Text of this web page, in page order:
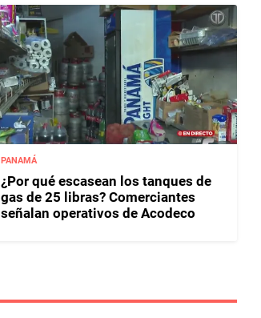
PANAMÁ
¿Por qué escasean los tanques de
gas de 25 libras? Comerciantes
señalan operativos de Acodeco